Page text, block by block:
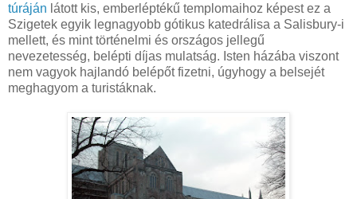
túráján látott kis, emberléptékű templomaihoz képest ez a
Szigetek egyik legnagyobb gótikus katedrálisa a Salisbury-i
mellett, és mint történelmi és országos jellegű
nevezetesség, belépti díjas mulatság. Isten házába viszont
nem vagyok hajlandó belépőt fizetni, úgyhogy a belsejét
meghagyom a turistáknak.